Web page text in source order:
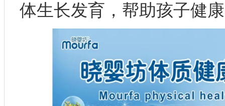
体生长发育，帮助孩子健